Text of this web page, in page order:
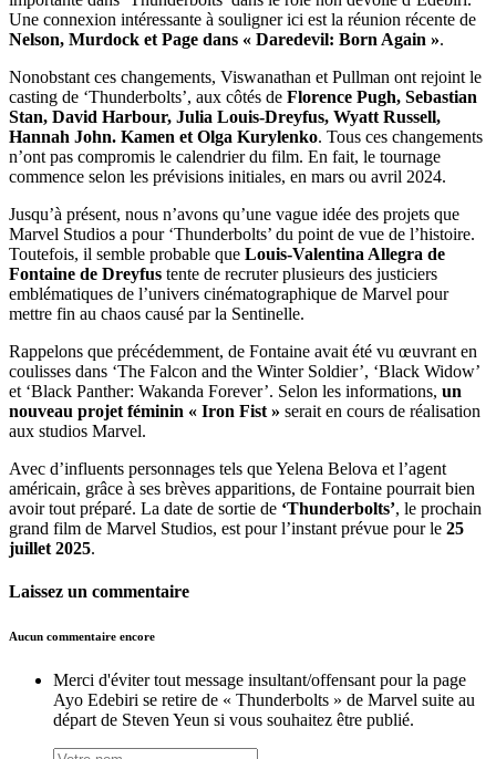
Une connexion intéressante à souligner ici est la réunion récente de
Nelson, Murdock et Page dans « Daredevil: Born Again ».
Nonobstant ces changements, Viswanathan et Pullman ont rejoint le
casting de ‘Thunderbolts’, aux côtés de Florence Pugh, Sebastian
Stan, David Harbour, Julia Louis-Dreyfus, Wyatt Russell,
Hannah John. Kamen et Olga Kurylenko. Tous ces changements
n’ont pas compromis le calendrier du film. En fait, le tournage
commence selon les prévisions initiales, en mars ou avril 2024.
Jusqu’à présent, nous n’avons qu’une vague idée des projets que
Marvel Studios a pour ‘Thunderbolts’ du point de vue de l’histoire.
Toutefois, il semble probable que Louis-Valentina Allegra de
Fontaine de Dreyfus tente de recruter plusieurs des justiciers
emblématiques de l’univers cinématographique de Marvel pour
mettre fin au chaos causé par la Sentinelle.
Rappelons que précédemment, de Fontaine avait été vu œuvrant en
coulisses dans ‘The Falcon and the Winter Soldier’, ‘Black Widow’
et ‘Black Panther: Wakanda Forever’. Selon les informations, un
nouveau projet féminin « Iron Fist » serait en cours de réalisation
aux studios Marvel.
Avec d’influents personnages tels que Yelena Belova et l’agent
américain, grâce à ses brèves apparitions, de Fontaine pourrait bien
avoir tout préparé. La date de sortie de ‘Thunderbolts’, le prochain
grand film de Marvel Studios, est pour l’instant prévue pour le 25
juillet 2025.
Laissez un commentaire
Aucun commentaire encore
Merci d'éviter tout message insultant/offensant pour la page
Ayo Edebiri se retire de « Thunderbolts » de Marvel suite au
départ de Steven Yeun si vous souhaitez être publié.